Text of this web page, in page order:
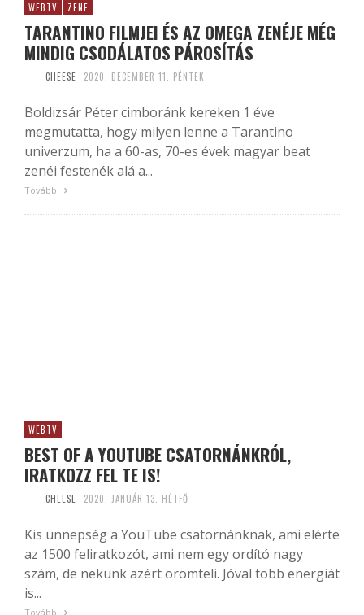
WEBTV ZENE
TARANTINO FILMJEI ÉS AZ OMEGA ZENÉJE MÉG
MINDIG CSODÁLATOS PÁROSÍTÁS
CHEESE 2020. DECEMBER 11. PÉNTEK
Boldizsár Péter cimboránk kereken 1 éve
megmutatta, hogy milyen lenne a Tarantino
univerzum, ha a 60-as, 70-es évek magyar beat
zenéi festenék alá a...
Tovább
WEBTV
BEST OF A YOUTUBE CSATORNÁNKRÓL,
IRATKOZZ FEL TE IS!
CHEESE 2020. JANUÁR 13. HÉTFŐ
Kis ünnepség a YouTube csatornánknak, ami elérte
az 1500 feliratkozót, ami nem egy ordító nagy
szám, de nekünk azért örömteli. Jóval több energiát
is...
Tovább